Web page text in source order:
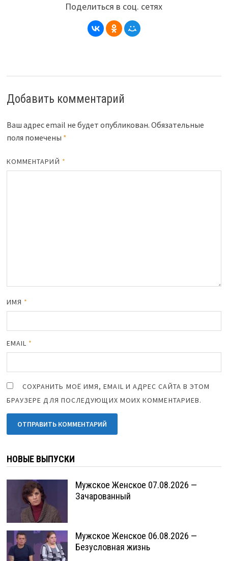
Поделиться в соц. сетях
Добавить комментарий
Ваш адрес email не будет опубликован. Обязательные
поля помечены *
КОММЕНТАРИЙ *
ИМЯ *
EMAIL *
СОХРАНИТЬ МОЁ ИМЯ, EMAIL И АДРЕС САЙТА В ЭТОМ
БРАУЗЕРЕ ДЛЯ ПОСЛЕДУЮЩИХ МОИХ КОММЕНТАРИЕВ.
НОВЫЕ ВЫПУСКИ
Мужское Женское 07.08.2026 —
Зачарованный
Мужское Женское 06.08.2026 —
Безусловная жизнь